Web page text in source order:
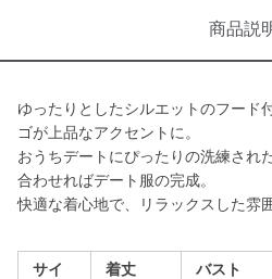
商品説
ゆったりとしたシルエットのフード
ゴが上品なアクセントに。
おうちデートにぴったりの洗練され
合わせればデート服の完成。
快適な着心地で、リラックスした雰
サイ
着丈
バスト